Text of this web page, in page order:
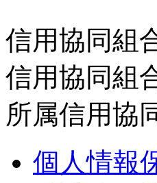
信用協同組
信用協同組
所属信用協
個人情報